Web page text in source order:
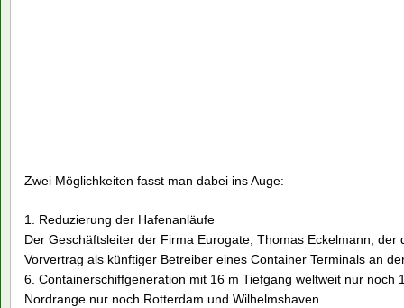
Zwei Möglichkeiten fasst man dabei ins Auge:
1. Reduzierung der Hafenanläufe
Der Geschäftsleiter der Firma Eurogate, Thomas Eckelmann, der
Vorvertrag als künftiger Betreiber eines Container Terminals an
6. Containerschiffgeneration mit 16 m Tiefgang weltweit nur noch
Nordrange nur noch Rotterdam und Wilhelmshaven.